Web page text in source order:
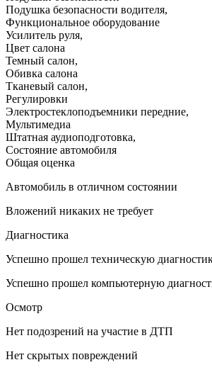
Подушка безопасности водителя,
Функциональное оборудование
Усилитель руля,
Цвет салона
Темный салон,
Обивка салона
Тканевый салон,
Регулировки
Электростеклоподъемники передние,
Мультимедиа
Штатная аудиоподготовка,
Состояние автомобиля
Общая оценка
Автомобиль в отличном состоянии
Вложений никаких не требует
Диагностика
Успешно прошел техническую
Успешно прошел компьютерную
Осмотр
Нет подозрений на участие в ДТП
Нет скрытых повреждений